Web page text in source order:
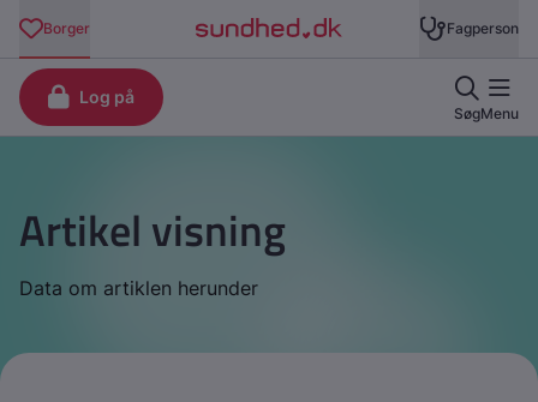
Artikel visning
Data om artiklen herunder